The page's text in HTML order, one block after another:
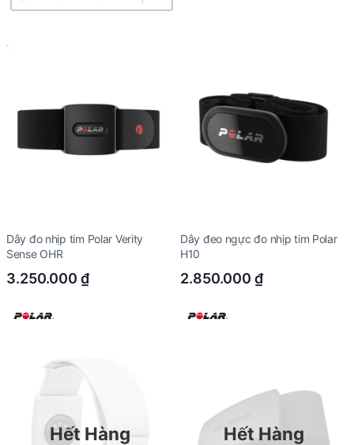
Dây đo nhịp tim Polar Verity
Sense OHR
3.250.000 ₫
Dây đeo ngực đo nhịp tim Polar
H10
2.850.000 ₫
Hết Hàng Hết Hàng